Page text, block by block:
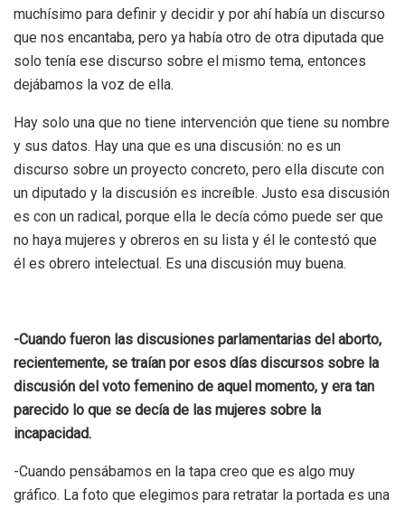
muchísimo para definir y decidir y por ahí había un discurso
que nos encantaba, pero ya había otro de otra diputada que
solo tenía ese discurso sobre el mismo tema, entonces
dejábamos la voz de ella.
Hay solo una que no tiene intervención que tiene su nombre
y sus datos. Hay una que es una discusión: no es un
discurso sobre un proyecto concreto, pero ella discute con
un diputado y la discusión es increíble. Justo esa discusión
es con un radical, porque ella le decía cómo puede ser que
no haya mujeres y obreros en su lista y él le contestó que
él es obrero intelectual. Es una discusión muy buena.
-Cuando fueron las discusiones parlamentarias del aborto,
recientemente, se traían por esos días discursos sobre la
discusión del voto femenino de aquel momento, y era tan
parecido lo que se decía de las mujeres sobre la
incapacidad.
-Cuando pensábamos en la tapa creo que es algo muy
gráfico. La foto que elegimos para retratar la portada es una